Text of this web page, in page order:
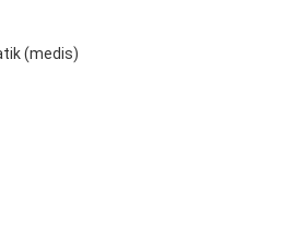
(medis)